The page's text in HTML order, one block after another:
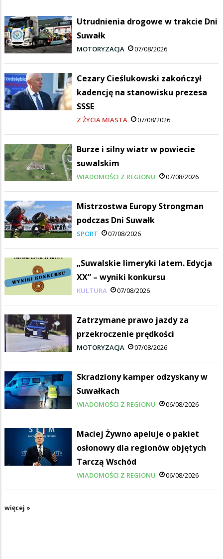
Utrudnienia drogowe w trakcie Dni
Suwałk
MOTORYZACJA 07/08/2026
Cezary Cieślukowski zakończył
kadencję na stanowisku prezesa
SSSE
Z ŻYCIA MIASTA 07/08/2026
Burze i silny wiatr w powiecie
suwalskim
WIADOMOŚCI Z REGIONU 07/08/2026
Mistrzostwa Europy Strongman
podczas Dni Suwałk
SPORT 07/08/2026
„Suwalskie limeryki latem. Edycja
XX” – wyniki konkursu
KULTURA 07/08/2026
Zatrzymane prawo jazdy za
przekroczenie prędkości
MOTORYZACJA 07/08/2026
Skradziony kamper odzyskany w
Suwałkach
WIADOMOŚCI Z REGIONU 06/08/2026
Maciej Żywno apeluje o pakiet
osłonowy dla regionów objętych
Tarczą Wschód
WIADOMOŚCI Z REGIONU 06/08/2026
więcej »